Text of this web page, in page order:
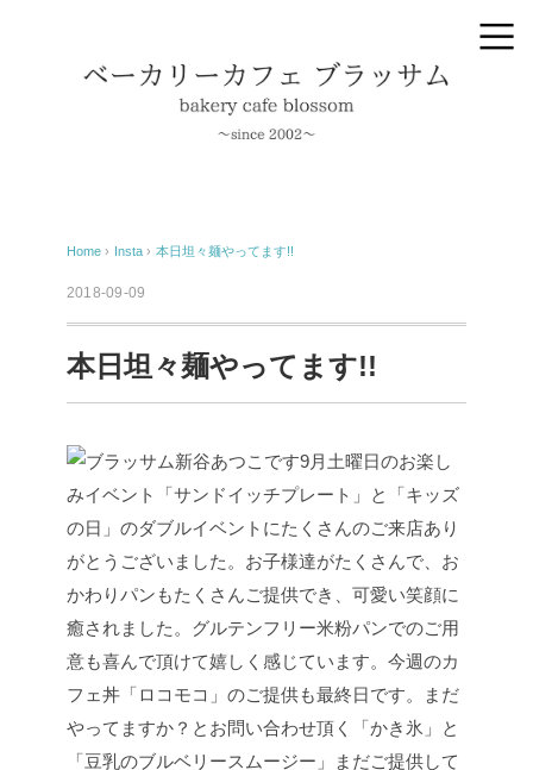
Home › Insta › 本日坦々麺やってます!!
2018-09-09
本日坦々麺やってます!!